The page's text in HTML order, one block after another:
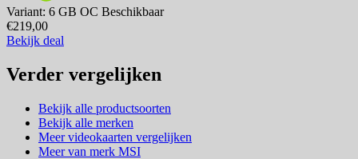
Variant: 6 GB OC Beschikbaar
€219,00
Bekijk deal
Verder vergelijken
Bekijk alle productsoorten
Bekijk alle merken
Meer videokaarten vergelijken
Meer van merk MSI